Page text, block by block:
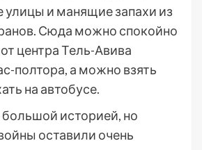
улицы и манящие запахи из
Сюда можно спокойно
центра Тель-Авива
полтора, а можно взять
на автобусе.
историей, но
оставили очень